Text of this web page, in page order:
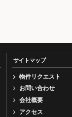
サイトマップ
物件リクエスト
お問い合わせ
会社概要
アクセス